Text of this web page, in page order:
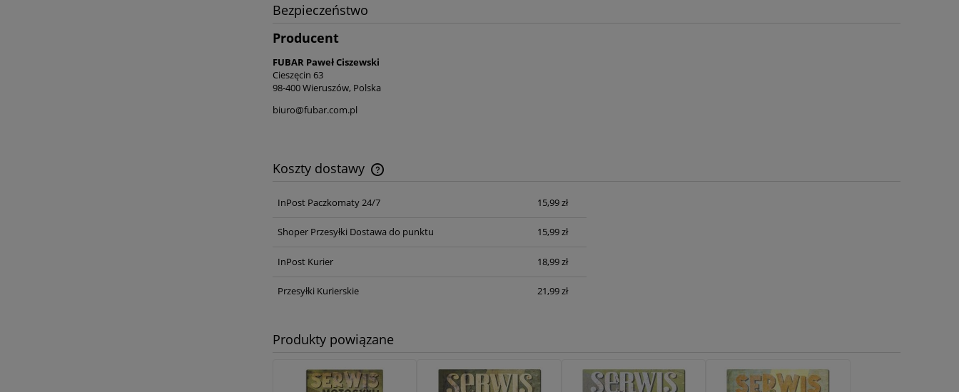
Bezpieczeństwo
Producent
FUBAR Paweł Ciszewski
Cieszęcin 63
98-400 Wieruszów, Polska
biuro@fubar.com.pl
Koszty dostawy
Cena nie zawiera ewentualnych kosztów
InPost Paczkomaty 24/7 15,99 zł
Shoper Przesyłki Dostawa do punktu 15,99 zł
InPost Kurier 18,99 zł
Przesyłki Kurierskie 21,99 zł
Produkty powiązane